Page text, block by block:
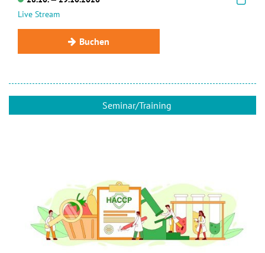
Live Stream
Buchen
Seminar/Training